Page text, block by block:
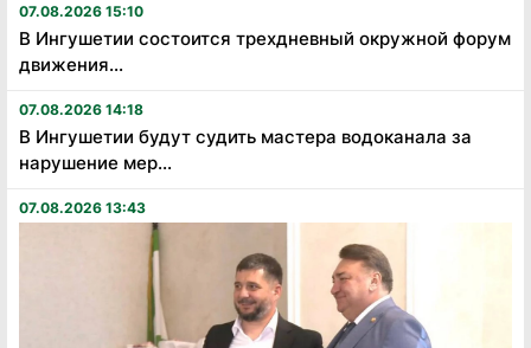
07.08.2026 15:10
В Ингушетии состоится трехдневный окружной форум
движения...
07.08.2026 14:18
В Ингушетии будут судить мастера водоканала за
нарушение мер...
07.08.2026 13:43